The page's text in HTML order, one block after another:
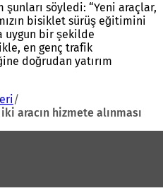
söyledi: “Yeni araçlar,
bisiklet sürüş eğitimini
uygun bir şekilde
en genç trafik
doğrudan yatırım
aracın hizmete alınması